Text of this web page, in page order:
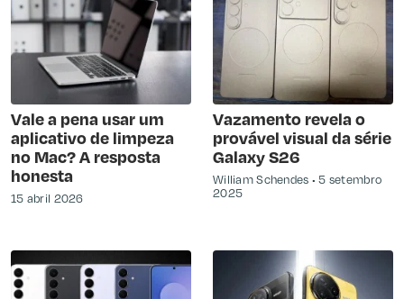
Vale a pena usar um
aplicativo de limpeza
no Mac? A resposta
honesta
15 abril 2026
Vazamento revela o
provável visual da série
Galaxy S26
William Schendes
5 setembro
2025